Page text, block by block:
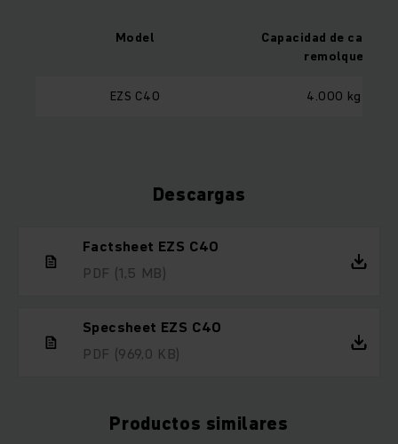
Model
Capacidad de carga
remolque
EZS C40 4.000 kg
Descargas
Factsheet EZS C40
PDF (1,5 MB)
Specsheet EZS C40
PDF (969,0 KB)
Productos similares